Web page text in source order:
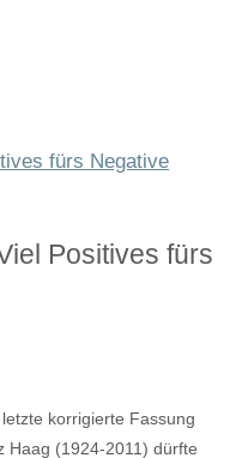
fürs Negative
Positives fürs
korrigierte Fassung
Haag (1924-2011) dürfte